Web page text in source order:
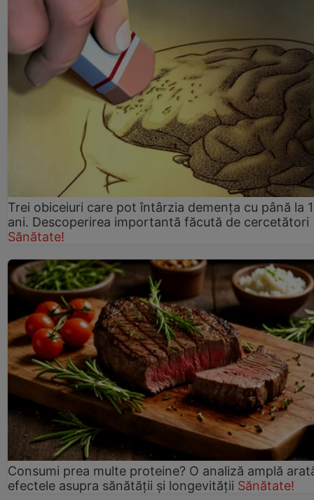
Trei obiceiuri care pot întârzia demența cu până la
ani. Descoperirea importantă făcută de cercetători
Sănătate!
Consumi prea multe proteine? O analiză amplă
efectele asupra sănătății și longevității Sănătate!